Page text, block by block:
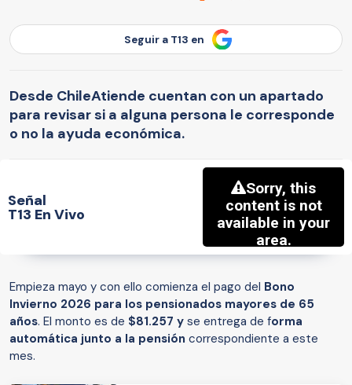
Seguir a T13 en
Desde ChileAtiende cuentan con un apartado
para revisar si a alguna persona le corresponde
o no la ayuda económica.
Señal
T13 En Vivo
Empieza mayo y con ello comienza el pago del Bono
Invierno 2026 para los pensionados mayores de 65
años. El monto es de $81.257 y se entrega de forma
automática junto a la pensión correspondiente a este
mes.